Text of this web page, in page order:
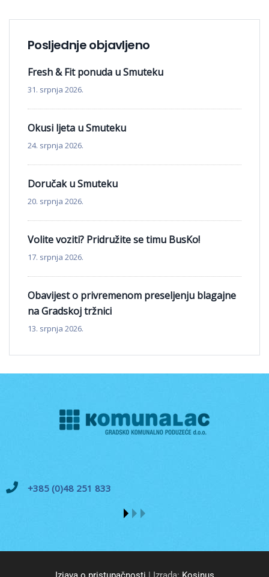
Posljednje objavljeno
Fresh & Fit ponuda u Smuteku
31. srpnja 2026.
Okusi ljeta u Smuteku
24. srpnja 2026.
Doručak u Smuteku
20. srpnja 2026.
Volite voziti? Pridružite se timu BusKo!
17. srpnja 2026.
Obavijest o privremenom preseljenju blagajne
na Gradskoj tržnici
13. srpnja 2026.
+385 (0)48 251 833